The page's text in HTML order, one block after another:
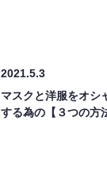
2021.5.3
マスクと洋服をオシ
する為の【３つの方